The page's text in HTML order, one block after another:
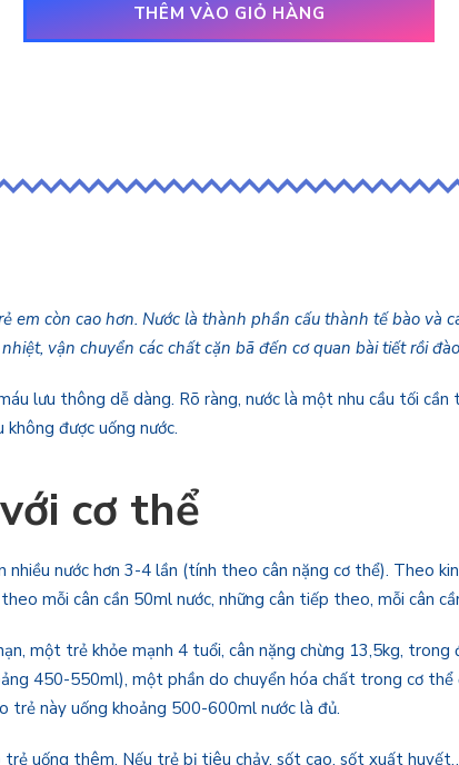
THÊM VÀO GIỎ HÀNG
em còn cao hơn. Nước là thành phần cấu thành tế bào và
vận chuyển các chất cặn bã đến cơ quan bài tiết rồi
lưu thông dễ dàng. Rõ ràng, nước là một nhu cầu tối
được uống nước.
cơ thể
nước hơn 3-4 lần (tính theo cân nặng cơ thể). Theo
mỗi cân cần 50ml nước, những cân tiếp theo, mỗi cân
một trẻ khỏe mạnh 4 tuổi, cân nặng chừng 13,5kg,
450-550ml), một phần do chuyển hóa chất trong cơ
trẻ này uống khoảng 500-600ml nước là đủ.
uống thêm. Nếu trẻ bị tiêu chảy, sốt cao, sốt xuất